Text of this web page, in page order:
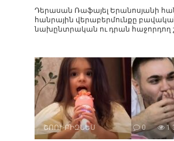
Դերասան Ռաֆայել Երանոսյանի
հանրային վերաբերմունքը
նախընտրական ու դրան հաջորդող
ՇՈՈՒ-ԲԻԶՆԵՍ 0 1